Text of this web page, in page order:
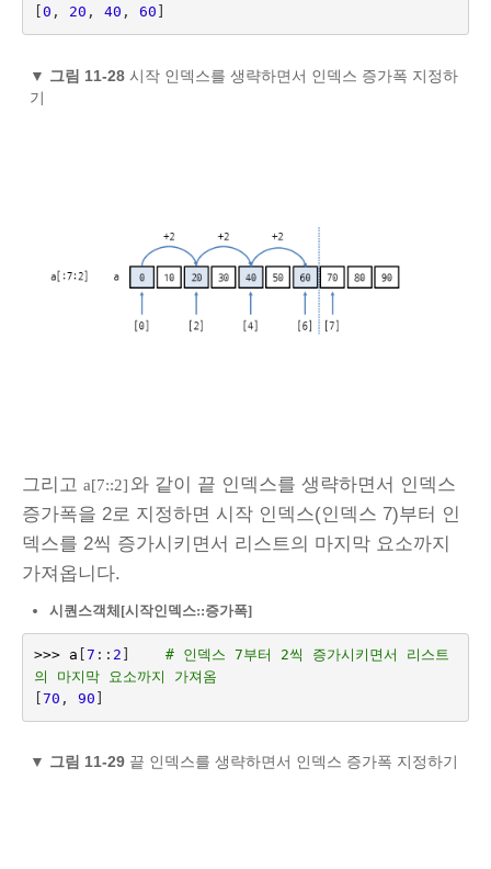
0 , 20 , 40 , 60
▼ 그림 11-28시작 인덱스를 생략하면서 인덱스 증가폭 지정하
기
그리고 a[7::2] 와 같이 끝 인덱스를 생략하면서 인덱스
증가폭을 2로 지정하면 시작 인덱스(인덱스 7)부터 인
덱스를 2씩 증가시키면서 리스트의 마지막 요소까지
가져옵니다.
시퀀스객체[시작인덱스::증가폭]
>>> a 7 :: 2
# 인덱스 7부터 2씩 증가시키면서 리스트
의 마지막 요소까지 가져옴
70 , 90
▼ 그림 11-29끝 인덱스를 생략하면서 인덱스 증가폭 지정하기